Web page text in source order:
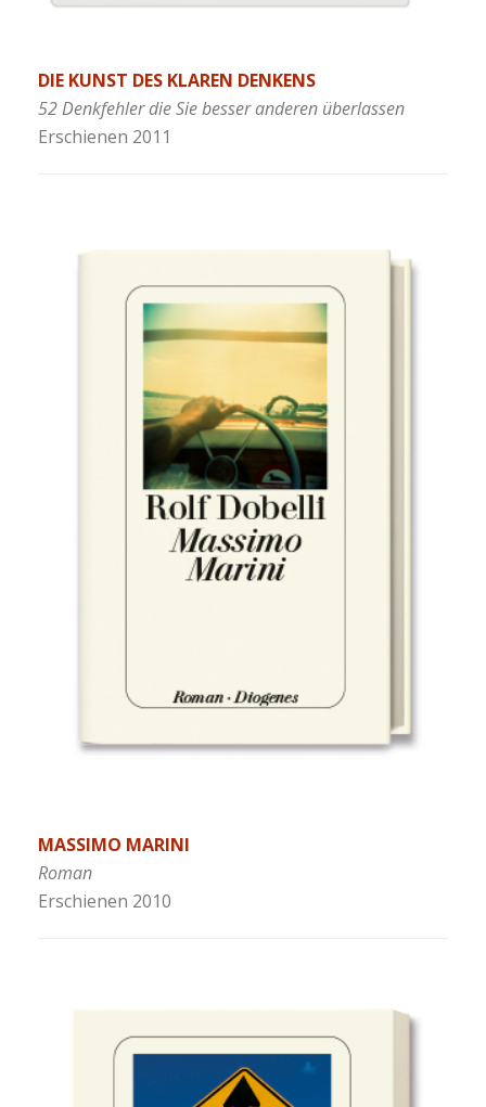
DIE KUNST DES KLAREN DENKENS
52 Denkfehler die Sie besser anderen überlassen
Erschienen 2011
MASSIMO MARINI
Roman
Erschienen 2010